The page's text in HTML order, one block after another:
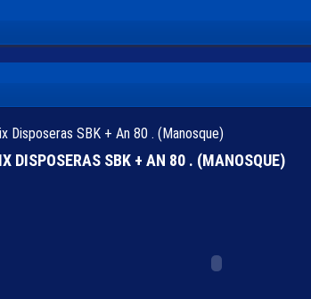
Disposeras SBK + An 80 . (Manosque)
DISPOSERAS SBK + AN 80 . (MANOSQUE)